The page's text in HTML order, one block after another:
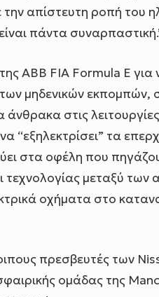
απίστευτη ροπή του
πάντα
ABB FIA Formula E για
μηδενικών εκπομπών,
στις
“εξηλεκτρίσει” τα
στα οφέλη που
τεχνολογίας μεταξύ των
οχήματα στο
πρεσβευτές των
ομάδας της